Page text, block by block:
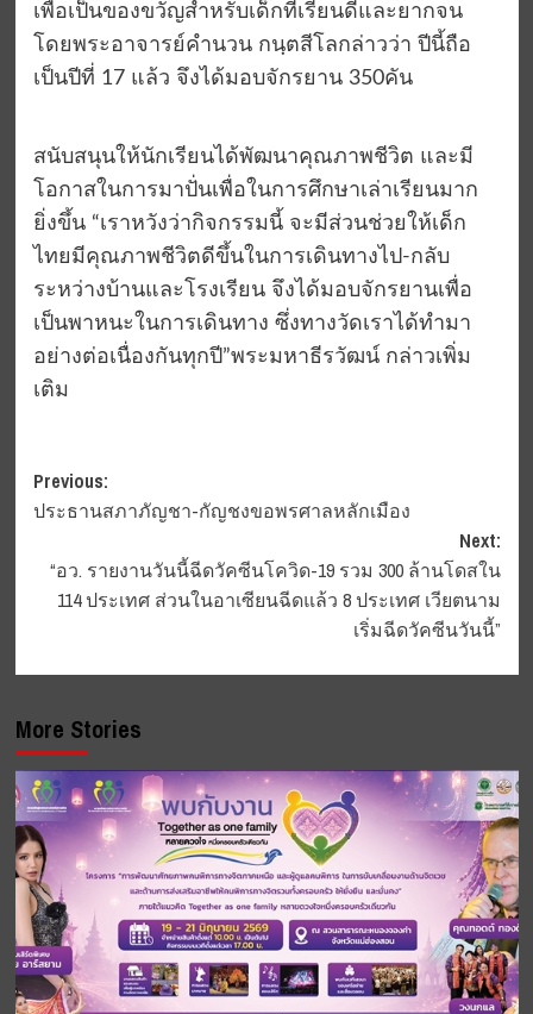
เพื่อเป็นของขวัญสำหรับเด็กที่เรียนดีและยากจน
โดยพระอาจารย์คำนวน กนฺตสีโลกล่าวว่า ปีนี้ถือ
เป็นปีที่ 17 แล้ว จึงได้มอบจักรยาน 350คัน
สนับสนุนให้นักเรียนได้พัฒนาคุณภาพชีวิต และมี
โอกาสในการมาปั่นเพื่อในการศึกษาเล่าเรียนมาก
ยิ่งขึ้น “เราหวังว่ากิจกรรมนี้ จะมีส่วนช่วยให้เด็ก
ไทยมีคุณภาพชีวิตดีขึ้นในการเดินทางไป-กลับ
ระหว่างบ้านและโรงเรียน จึงได้มอบจักรยานเพื่อ
เป็นพาหนะในการเดินทาง ซึ่งทางวัดเราได้ทำมา
อย่างต่อเนื่องกันทุกปี”พระมหาธีรวัฒน์ กล่าวเพิ่ม
เติม
Post
navigation
Previous:
ประธานสภาภัญชา-กัญชงขอพรศาลหลักเมือง
Next:
“อว. รายงานวันนี้ฉีดวัคซีนโควิด-19 รวม 300 ล้านโดสใน
114 ประเทศ ส่วนในอาเซียนฉีดแล้ว 8 ประเทศ เวียตนาม
เริ่มฉีดวัคซีนวันนี้”
More Stories